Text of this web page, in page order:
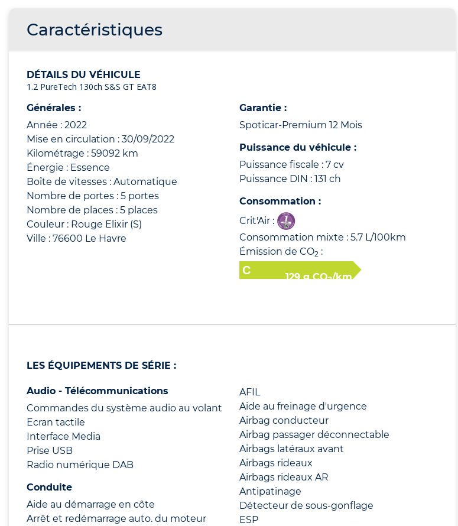
Caractéristiques
DÉTAILS DU VÉHICULE
1.2 PureTech 130ch S&S GT EAT8
Générales :
Année : 2022
Mise en circulation : 30/09/2022
Kilométrage : 59092 km
Énergie : Essence
Boîte de vitesses : Automatique
Nombre de portes : 5 portes
Nombre de places : 5 places
Couleur : Rouge Elixir (S)
Ville : 76600 Le Havre
Garantie :
Spoticar-Premium 12 Mois
Puissance du véhicule :
Puissance fiscale : 7 cv
Puissance DIN : 131 ch
Consommation :
Crit'Air :
Consommation mixte : 5.7 L/100km
Émission de CO2 :
129 g CO2/km
LES ÉQUIPEMENTS DE SÉRIE :
Audio - Télécommunications
Commandes du système audio au volant
Ecran tactile
Interface Media
Prise USB
Radio numérique DAB
Conduite
Aide au démarrage en côte
Arrêt et redémarrage auto. du moteur
AFIL
Aide au freinage d'urgence
Airbag conducteur
Airbag passager déconnectable
Airbags latéraux avant
Airbags rideaux
Airbags rideaux AR
Antipatinage
Détecteur de sous-gonflage
ESP